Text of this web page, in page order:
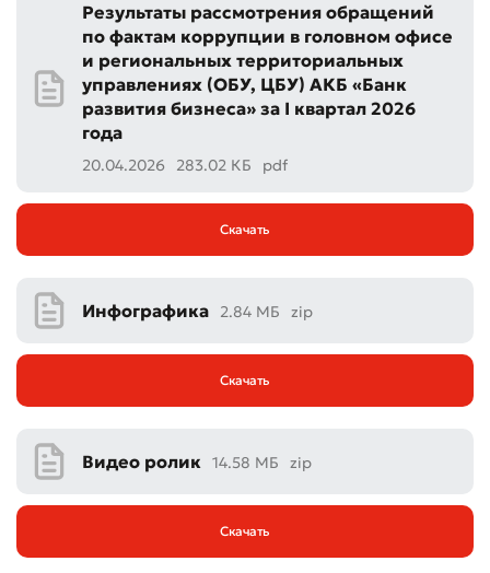
Оставить обращение
Результаты рассмотрения обращений
по фактам коррупции в головном офисе
и региональных территориальных
управлениях (ОБУ, ЦБУ) АКБ «Банк
развития бизнеса» за I квартал 2026
года
20.04.2026 283.02 КБ pdf
Скачать
Инфографика 2.84 МБ zip
Скачать
Видео ролик 14.58 МБ zip
Скачать